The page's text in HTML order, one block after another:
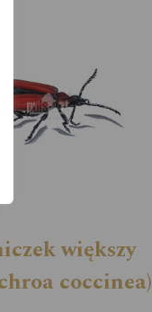
większy
coccinea)